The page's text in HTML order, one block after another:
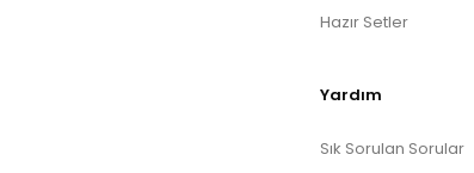
Hazır Setler
Yardım
Sık Sorulan Sorular